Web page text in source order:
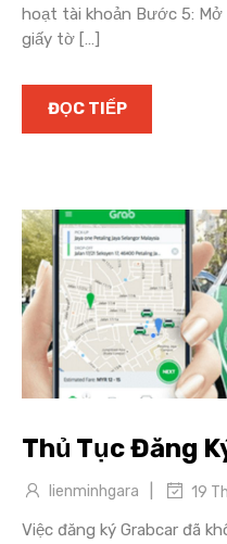
hoạt tài khoản Bước 5: Mở
giấy tờ […]
ĐỌC TIẾP
Thủ Tục Đăng
lienminhgara 19
Việc đăng ký Grabcar đã